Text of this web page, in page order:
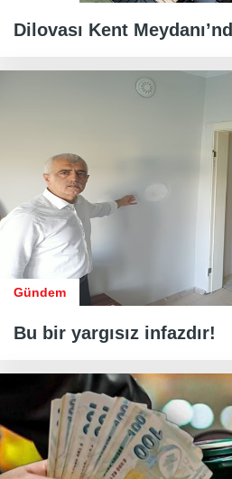
Dilovası Kent
Gündem
Bu bir yargısız infazdır!